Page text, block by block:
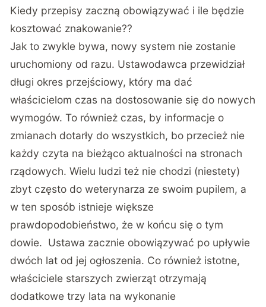
Kiedy przepisy zaczną obowiązywać i ile będzie
kosztować znakowanie??
Jak to zwykle bywa, nowy system nie zostanie
uruchomiony od razu. Ustawodawca przewidział
długi okres przejściowy, który ma dać
właścicielom czas na dostosowanie się do nowych
wymogów. To również czas, by informacje o
zmianach dotarły do wszystkich, bo przecież nie
każdy czyta na bieżąco aktualności na stronach
rządowych. Wielu ludzi też nie chodzi (niestety)
zbyt często do weterynarza ze swoim pupilem, a
w ten sposób istnieje większe
prawdopodobieństwo, że w końcu się o tym
dowie. Ustawa zacznie obowiązywać po upływie
dwóch lat od jej ogłoszenia. Co również istotne,
właściciele starszych zwierząt otrzymają
dodatkowe trzy lata na wykonanie